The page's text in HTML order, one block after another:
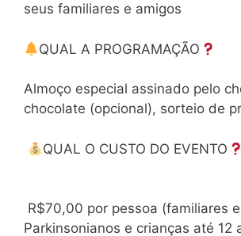
seus familiares e amigos
QUAL A PROGRAMAÇÃO
Almoço especial assinado pelo
chocolate (opcional), sorteio de
QUAL O CUSTO DO EVENTO
R$70,00 por pessoa (familiares
Parkinsonianos e crianças até 12